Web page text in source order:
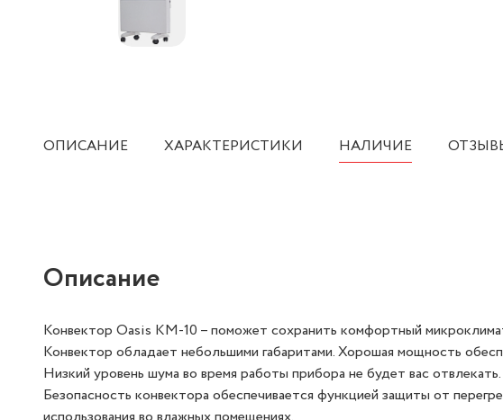
ОПИСАНИЕ ХАРАКТЕРИСТИКИ НАЛИЧИЕ
Описание
Конвектор Oasis КМ-10 – поможет сохранить комфортный
Конвектор обладает небольшими габаритами. Хорошая мощность
Низкий уровень шума во время работы прибора не будет вас отвлекать.
Безопасность конвектора обеспечивается функцией защиты от